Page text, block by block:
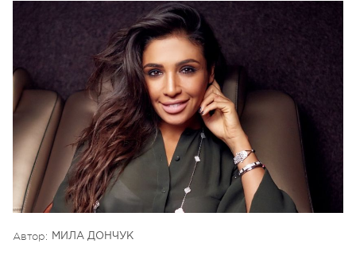
Автор: МИЛА ДОНЧУК